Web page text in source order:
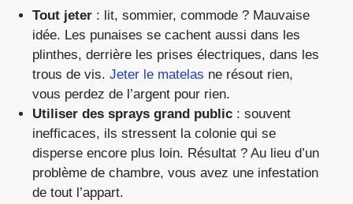
Tout jeter : lit, sommier, commode ? Mauvaise
idée. Les punaises se cachent aussi dans les
plinthes, derrière les prises électriques, dans les
trous de vis. Jeter le matelas ne résout rien,
vous perdez de l’argent pour rien.
Utiliser des sprays grand public : souvent
inefficaces, ils stressent la colonie qui se
disperse encore plus loin. Résultat ? Au lieu d’un
problème de chambre, vous avez une infestation
de tout l’appart.